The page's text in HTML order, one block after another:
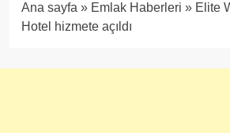
Ana sayfa » Emlak Haberleri » Elite
Hotel hizmete açıldı